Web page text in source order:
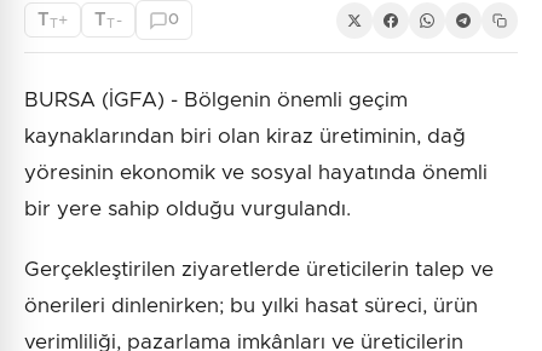
TT+ TT - 0
BURSA (İGFA) - Bölgenin önemli geçim
kaynaklarından biri olan kiraz üretiminin, dağ
yöresinin ekonomik ve sosyal hayatında önemli
bir yere sahip olduğu vurgulandı.
Gerçekleştirilen ziyaretlerde üreticilerin talep ve
önerileri dinlenirken; bu yılki hasat süreci, ürün
verimliliği, pazarlama imkânları ve üreticilerin